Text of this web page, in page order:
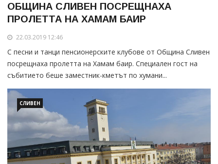
ОБЩИНА СЛИВЕН ПОСРЕЩНАХА
ПРОЛЕТТА НА ХАМАМ БАИР
22.03.2019 12:46
С песни и танци пенсионерските клубове от Община Сливен
посрещнаха пролетта на Хамам баир. Специален гост на
събитието беше заместник-кметът по хумани...
СЛИВЕН